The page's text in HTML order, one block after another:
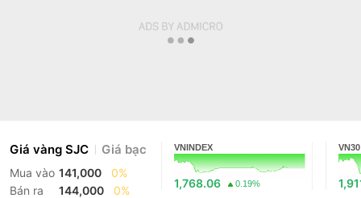
Giá vàng SJC Giá bạc
Mua vào 141,000
0%
Bán ra
144,000 0%
VNINDEX
1,768.06 0.19%
VN30